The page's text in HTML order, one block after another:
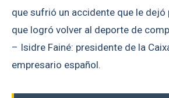
que sufrió un accidente que le dejó
que logró volver al deporte de
– Isidre Fainé: presidente de la
empresario español.